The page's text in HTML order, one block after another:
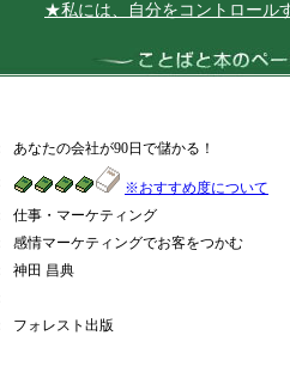
★私には、自分をコントロールす
あなたの会社が90日で儲かる！
※おすすめ度について
仕事・マーケティング
感情マーケティングでお客をつかむ
神田 昌典
フォレスト出版